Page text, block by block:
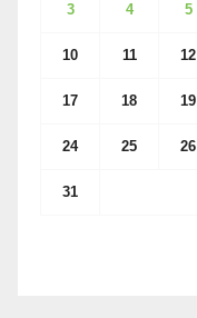
3 4 5
10 11 12
17 18 19
24 25 26
31